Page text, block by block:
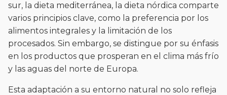
sur, la dieta mediterránea, la dieta nórdica comparte
varios principios clave, como la preferencia por los
alimentos integrales y la limitación de los
procesados. Sin embargo, se distingue por su énfasis
en los productos que prosperan en el clima más frío
y las aguas del norte de Europa.
Esta adaptación a su entorno natural no solo refleja